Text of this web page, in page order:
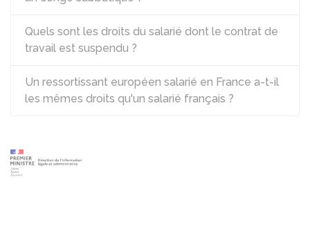
Quels sont les droits du salarié dont le contrat de
travail est suspendu ?
Un ressortissant européen salarié en France a-t-il
les mêmes droits qu'un salarié français ?